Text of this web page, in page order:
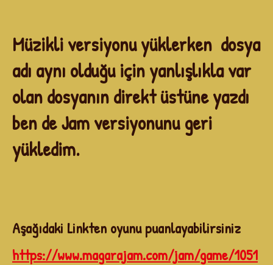
Müzikli versiyonu yüklerken dosya
adı aynı olduğu için yanlışlıkla var
olan dosyanın direkt üstüne yazdı
ben de Jam versiyonunu geri
yükledim.
Aşağıdaki Linkten oyunu puanlayabilirsiniz
https://www.magarajam.com/jam/game/1051